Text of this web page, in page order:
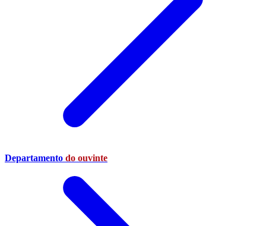
Departamento do ouvinte